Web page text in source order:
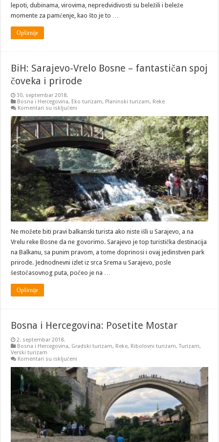
lepoti, dubinama, virovima, nepredvidivosti su beležili i beleže
momente za pamćenje, kao što je to …
Opširnije
BiH: Sarajevo-Vrelo Bosne – fantastičan spoj
čoveka i prirode
30. septembar 2018.
Bosna i Hercegovina, Eko turizam, Planinski turizam, Reke
Komentari su isključeni
Sarajevo-
Vrelo
Bosne
fantastičan
spoj
čoveka
i
prirode
Ne možete biti pravi balkanski turista ako niste išli u Sarajevo, a na
Vrelu reke Bosne da ne govorimo. Sarajevo je top turistička destinacija
na Balkanu, sa punim pravom, a tome doprinosi i ovaj jedinstven park
prirode. Jednodnevni izlet iz srca Srema u Sarajevo, posle
šestočasovnog puta, počeo je na …
Opširnije
Bosna i Hercegovina: Posetite Mostar
2. septembar 2018.
Bosna i Hercegovina, Gradski turizam, Reke, Ribolovni turizam,Turizam,
Verski turizam
Komentari su isključeni
i
Hercegovina:
Posetite
Mostar